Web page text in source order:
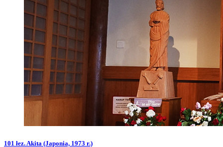
101 łez. Akita (Japonia, 1973 r.)